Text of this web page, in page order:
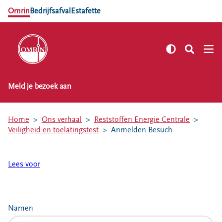
OmrinBedrijfsafval Estafette
NL EN
Afvalkalender
Milieustraten
Afval aanmelden
Meld je bezoek aan
Home Ons verhaal
Reststoffen Energie Centrale
Veiligheid en toelatingstest
Anmelden Besuch
Lees voor
Namen